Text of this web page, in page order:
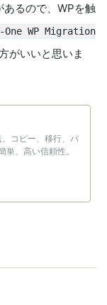
るので、WPを触
WP Migration
がいいと思いま
コピー、移行、バ
単、高い信頼性。